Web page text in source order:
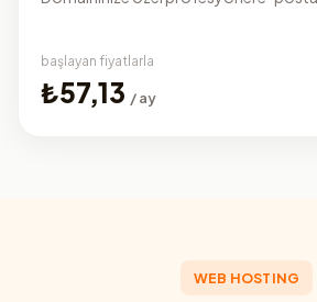
başlayan fiyatlarla
₺57,13 / ay
WEB HOSTING